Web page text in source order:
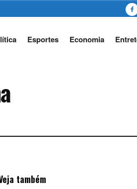
Esportes Economia
também